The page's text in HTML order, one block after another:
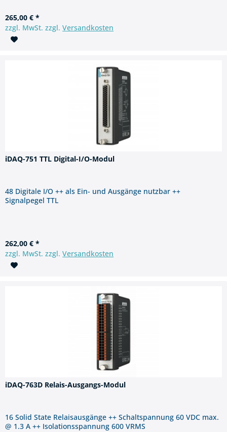
265,00 € *
zzgl. MwSt. zzgl.Versandkosten
iDAQ-751 TTL Digital-I/O-Modul
48 Digitale I/O ++ als Ein- und Ausgänge nutzbar ++
Signalpegel TTL
262,00 € *
zzgl. MwSt. zzgl.Versandkosten
iDAQ-763D Relais-Ausgangs-Modul
16 Solid State Relaisausgänge ++ Schaltspannung 60 VDC max.
@ 1.3 A ++ Isolationsspannung 600 VRMS